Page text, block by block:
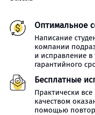
Оптимальное
Написание
компании
и исправление
гарантийного
Бесплатные
Практически
качеством
помощью